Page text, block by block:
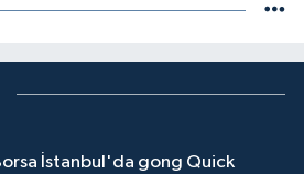
İstanbul'da gong Quick